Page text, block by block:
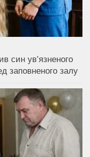
син ув’язненого
заповненого залу